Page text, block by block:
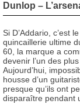
Dunlop –
Si D’Addario, c’est
quincaillerie ultime
60, la marque a
devenir l’un des
Aujourd’hui,
housse d’un
presque qu’ils ont
disparaître pendant